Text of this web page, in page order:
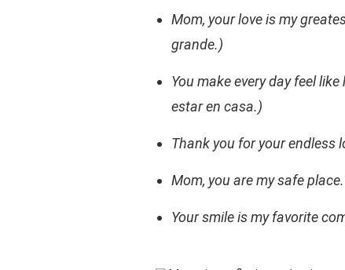
Mom, your love is my
grande.)
You make every day feel
estar en casa.)
Thank you for your endless
Mom, you are my safe
Your smile is my favorite